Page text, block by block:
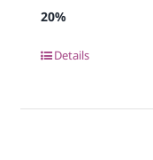
20%
Details